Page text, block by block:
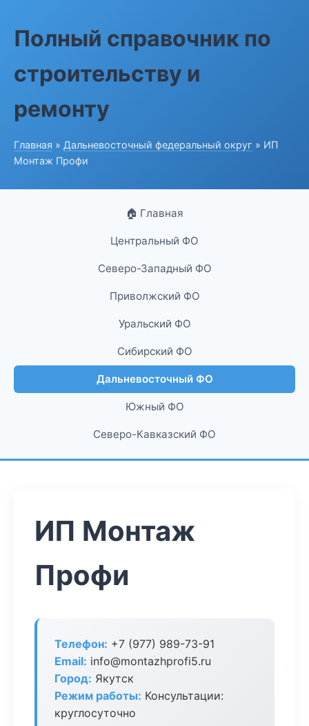
Полный справочник по
строительству и
ремонту
Главная » Дальневосточный федеральный округ » ИП
Монтаж Профи
🏠 Главная
Центральный ФО
Северо-Западный ФО
Приволжский ФО
Уральский ФО
Сибирский ФО
Дальневосточный ФО
Южный ФО
Северо-Кавказский ФО
ИП Монтаж
Профи
Телефон: +7 (977) 989-73-91
Email: info@montazhprofi5.ru
Город: Якутск
Режим работы: Консультации:
круглосуточно